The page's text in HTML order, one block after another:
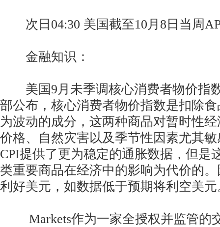
次日04:30 美国截至10月8日当周
金融知识：
美国9月未季调核心消费者物价指
部公布，核心消费者物价指数是扣除
为波动的成分，这两种商品对暂时性
价格、自然灾害以及季节性因素尤其
CPI提供了更为稳定的通胀数据，但是
类重要商品在经济中的影响为代价的
利好美元，如数据低于预期将利空美元
Markets作为一家全授权并监管的